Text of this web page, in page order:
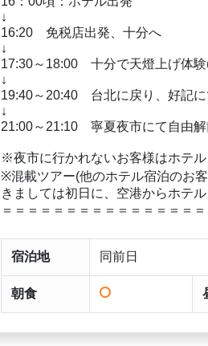
↓
16:20 免税店出発、十分へ
↓
17:30～18:00 十分で天燈上げ体験
↓
19:40～20:40 台北に戻り、好記に
↓
21:00～21:10 寧夏夜市にて自由解
※夜市に行かれないお客様はホテル
※混載ツアー(他のホテル宿泊のお
きましては初日に、空港からホテ
＝＝＝＝＝＝＝＝＝＝＝＝＝＝＝
宿泊地 同前日
朝食